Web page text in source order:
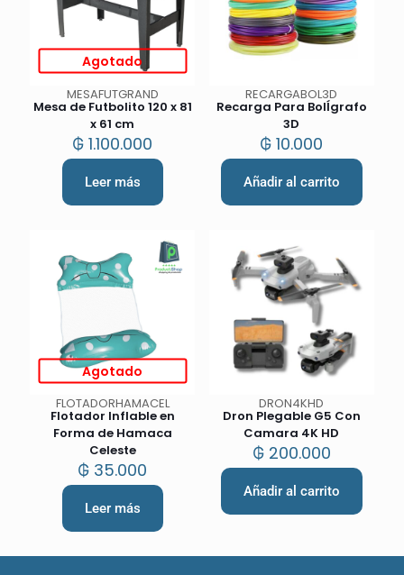
Agotado
MESAFUTGRAND
Mesa de Futbolito 120 x 81
x 61 cm
₲ 1.100.000
Leer más
RECARGABOL3D
Recarga Para BolÍgrafo
3D
₲ 10.000
Añadir al carrito
Agotado
FLOTADORHAMACEL
Flotador Inflable en
Forma de Hamaca
Celeste
₲ 35.000
Leer más
DRON4KHD
Dron Plegable G5 Con
Camara 4K HD
₲200.000
Añadir al carrito